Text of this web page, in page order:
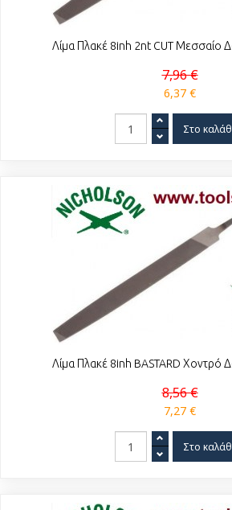
Λίμα Πλακέ 8inh 2nt CUT Μεσσαίο
7,96 €
6,37 €
Λίμα Πλακέ 8inh BASTARD Χοντρό
8,56 €
7,27 €